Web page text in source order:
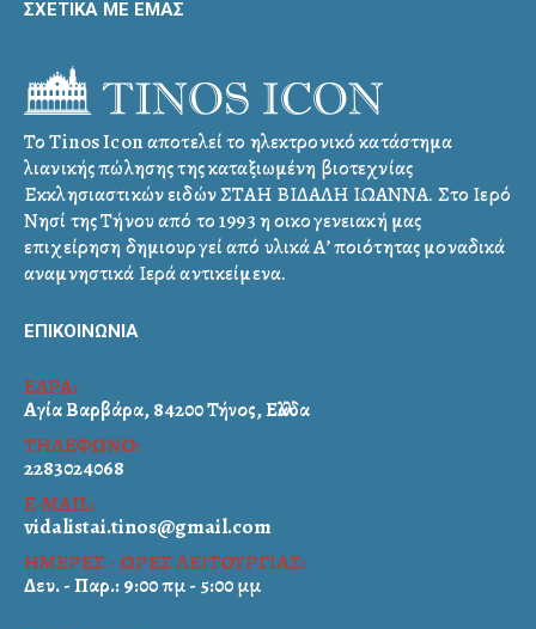
ΣΧΕΤΙΚΑ ΜΕ ΕΜΑΣ
Το Tinos Icon αποτελεί το ηλεκτρονικό κατάστημα
λιανικής πώλησης της καταξιωμένη βιοτεχνίας
Εκκλησιαστικών ειδών ΣΤΑΗ ΒΙΔΑΛΗ ΙΩΑΝΝΑ. Στο Ιερό
Νησί της Τήνου από το 1993 η οικογενειακή μας
επιχείρηση δημιουργεί από υλικά Α’ ποιότητας μοναδικά
αναμνηστικά Ιερά αντικείμενα.
ΕΠΙΚΟΙΝΩΝΙΑ
ΕΔΡΑ:
Αγία Βαρβάρα, 84200 Τήνος, Ελλάδα
ΤΗΛΕΦΩΝΟ:
2283024068
E-MAIL:
vidalistai.tinos@gmail.com
ΗΜΕΡΕΣ - ΩΡΕΣ ΛΕΙΤΟΥΡΓΙΑΣ:
Δευ. - Παρ.: 9:00 πμ - 5:00 μμ